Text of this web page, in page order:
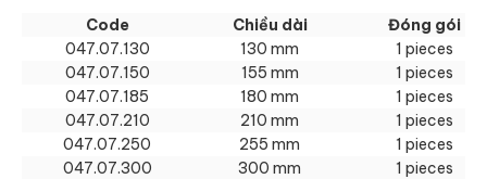
Code Chiều dài
Đóng gói
047.07.130
130 mm
1 pieces
047.07.150
155 mm
1 pieces
047.07.185
180 mm
1 pieces
047.07.210
210 mm
1 pieces
047.07.250
255 mm
1 pieces
047.07.300
300 mm 1 pieces